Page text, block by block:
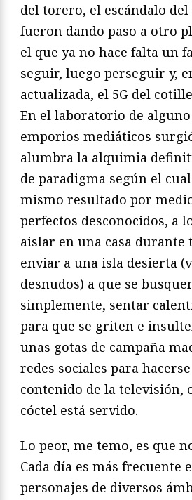
del torero, el escándalo
fueron dando paso a otro
el que ya no hace falta un
seguir, luego perseguir y,
actualizada, el 5G del
En el laboratorio de alguno
emporios mediáticos
alumbra la alquimia
de paradigma según el
mismo resultado por
perfectos desconocidos, a
aislar en una casa durante
enviar a una isla desierta
desnudos) a que se
simplemente, sentar
para que se griten e
unas gotas de campaña
redes sociales para
contenido de la televisión,
cóctel está servido.
Lo peor, me temo, es que
Cada día es más frecuente
personajes de diversos